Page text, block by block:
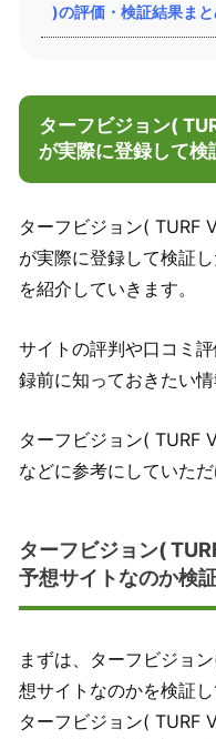
)の評価・検証結果ま
ターフビジョン(
が実際に登録して検
ターフビジョン( TURF
が実際に登録して検証
を紹介していきます。
サイトの評判や口コミ
録前に知っておきたい
ターフビジョン( TURF
などに参考にしていただ
ターフビジョン(
予想サイトなのか検
まずは、ターフビジョ
想サイトなのかを検証し
ターフビジョン( TURF